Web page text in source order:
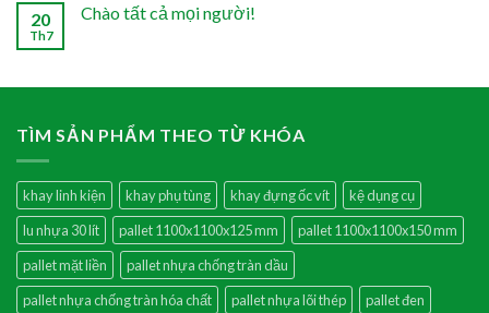
20
Th7
Chào tất cả mọi người!
TÌM SẢN PHẨM THEO TỪ KHÓA
khay linh kiện khay phụ tùng khay đựng ốc vít
kệ dụng cụ
lu nhựa 30 lít
pallet 1100x1100x125 mm
pallet 1100x1100x150 mm
pallet mặt liền
pallet nhựa chống tràn dầu
pallet nhựa chống tràn hóa chất
pallet nhựa lõi thép
pallet đen